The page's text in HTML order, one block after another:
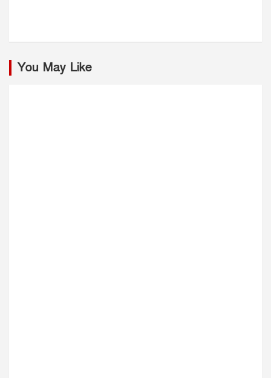
You May Like